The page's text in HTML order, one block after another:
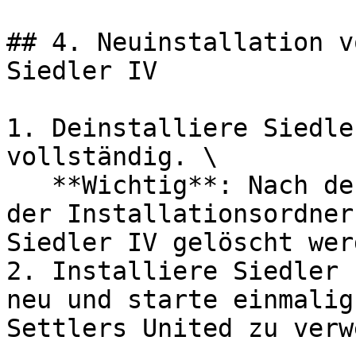
## 4. Neuinstallation
Siedler IV
1. Deinstalliere
vollständig. \
der
Siedler IV gelöscht
2. Installiere Siedler
neu und starte
Settlers United zu